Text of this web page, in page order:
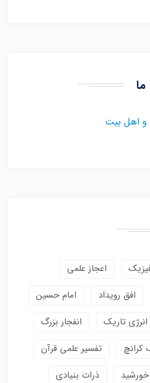
و اهل بیت
اعجاز علمی
افق رویداد
امام حسین
انرژی تاریک
انفجار بزرگ
کرانچ
تفسیر علمی قرآن
خورشید
ذرات بنیادی